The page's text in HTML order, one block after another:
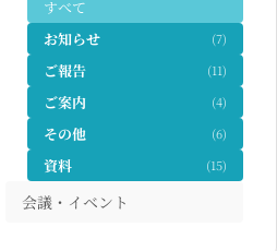
すべて
お知らせ
(7)
ご報告 (11)
ご案内 (4)
その他 (6)
資料 (15)
会議・イベント